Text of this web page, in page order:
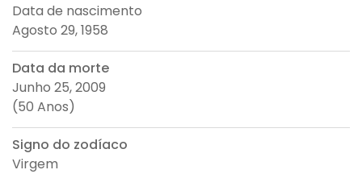
Data de nascimento
Agosto 29, 1958
Data da morte
Junho 25, 2009
(50 Anos)
Signo do zodíaco
Virgem